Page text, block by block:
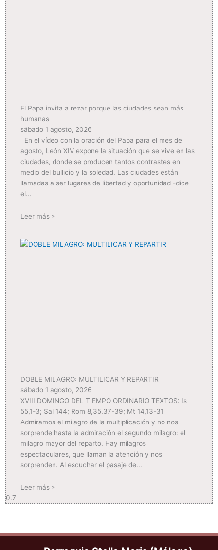
El Papa invita a rezar porque las ciudades sean más
humanas
sábado 1 agosto, 2026
En el vídeo con la oración del Papa para el mes de
agosto, León XIV expone la situación que se vive en las
ciudades, donde se producen tantos contrastes en
medio del bullicio y la soledad. Las ciudades están
llamadas a ser lugares de libertad y oportunidad -dice
el
Leer más »
DOBLE MILAGRO: MULTILICAR Y REPARTIR
sábado 1 agosto, 2026
XVIII DOMINGO DEL TIEMPO ORDINARIO TEXTOS: Is
55,1-3; Sal 144; Rom 8,35.37-39; Mt 14,13-31
Admiramos el milagro de la multiplicación y no nos
sorprende hasta la admiración el segundo milagro: el
milagro mayor del reparto. Hay milagros
espectaculares, que llaman la atención y nos
sorprenden. Al escuchar el pasaje de
Leer más »